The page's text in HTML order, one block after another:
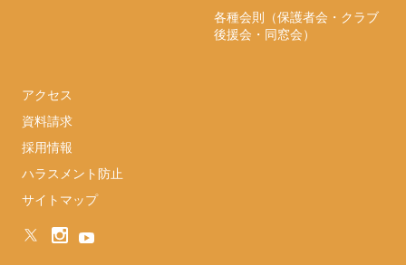
各種会則（保護者会・クラブ
後援会・同窓会）
アクセス
資料請求
採用情報
ハラスメント防止
サイトマップ